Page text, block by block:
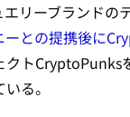
エリーブランド
ーとの提携後に
クトCryptoPunks
る。